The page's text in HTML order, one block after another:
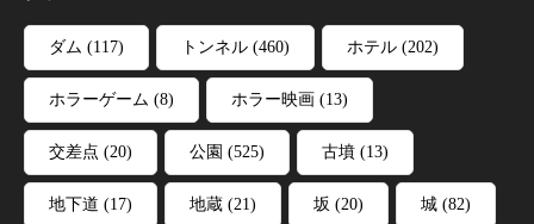
ダム (117) トンネル (460) ホテル (202)
ホラーゲーム (8) ホラー映画 (13)
交差点 (20) 公園 (525) 古墳 (13)
地下道 (17) 地蔵 (21) 坂 (20) 城 (82)